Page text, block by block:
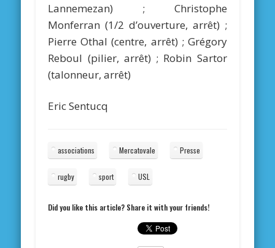
Lannemezan) ; Christophe
Monferran (1/2 d’ouverture, arrêt) ;
Pierre Othal (centre, arrêt) ; Grégory
Reboul (pilier, arrêt) ; Robin Sartor
(talonneur, arrêt)
Eric Sentucq
associations Mercatovale Presse
rugby sport USL
Did you like this article? Share it with your friends!